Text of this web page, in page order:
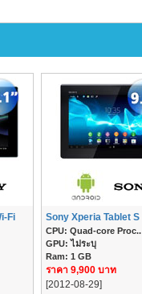
Fi Sony Xperia Tablet S
CPU: Quad-core Proc..
GPU: ไม่ระบุ
Ram: 1 GB
ราคา 9,900 บาท
[2012-08-29]